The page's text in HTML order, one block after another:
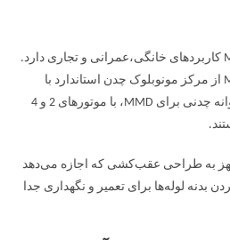
پمپ سانتریفیوژ چدنی آبارا MD کاربردهای خانگی،عمرانی و تجاری دارد.
پمپ سانتریفیوژ چدنی آبارا MD از مرکز مونوبلوک چدن استاندارد با
پروانه AISI 304 برای MD و پروانه چدنی برای MMD، با موتورهای 2 و 4
به طراحی عقب‌کشی که اجازه می‌دهد
بدنه لوله‌ها برای تعمیر و نگهداری جدا